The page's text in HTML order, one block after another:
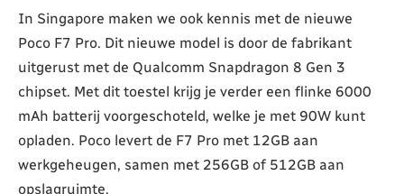
In Singapore maken we ook kennis met de nieuwe
Poco F7 Pro. Dit nieuwe model is door de fabrikant
uitgerust met de Qualcomm Snapdragon 8 Gen 3
chipset. Met dit toestel krijg je verder een flinke 6000
mAh batterij voorgeschoteld, welke je met 90W kunt
opladen. Poco levert de F7 Pro met 12GB aan
werkgeheugen, samen met 256GB of 512GB aan
opslagruimte.